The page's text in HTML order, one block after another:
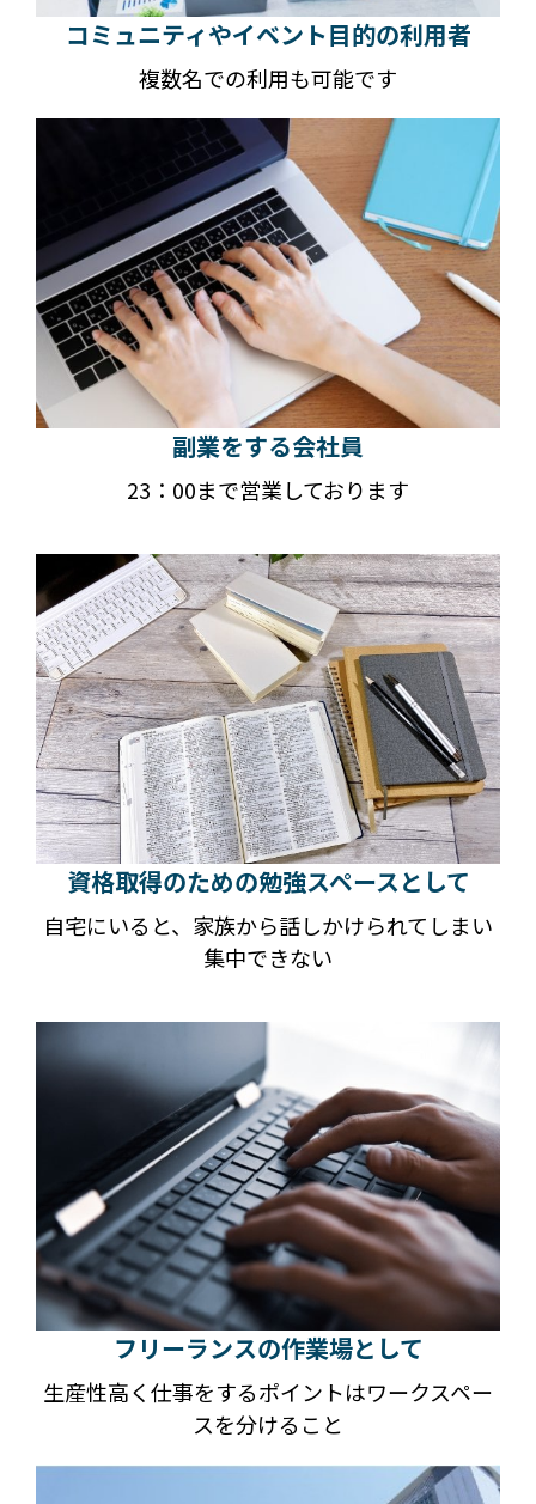
コミュニティやイベント目的の利用者
複数名での利用も可能です
副業をする会社員
23：00まで営業しております
資格取得のための勉強スペースとして
自宅にいると、家族から話しかけられてしまい
集中できない
フリーランスの作業場として
生産性高く仕事をするポイントはワークスペー
スを分けること